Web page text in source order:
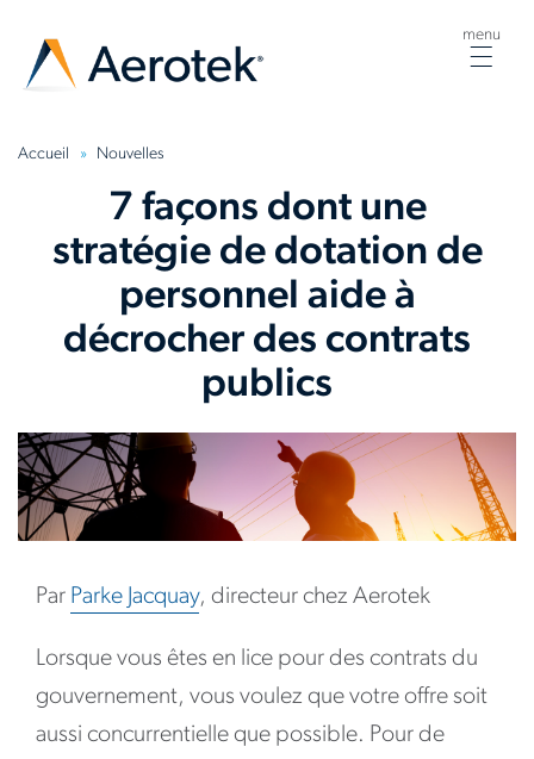
menu
Accueil Nouvelles
7 façons dont une
stratégie de dotation de
personnel aide à
décrocher des contrats
publics
Par Parke Jacquay, directeur chez Aerotek
Lorsque vous êtes en lice pour des contrats du
gouvernement, vous voulez que votre offre soit
aussi concurrentielle que possible. Pour de